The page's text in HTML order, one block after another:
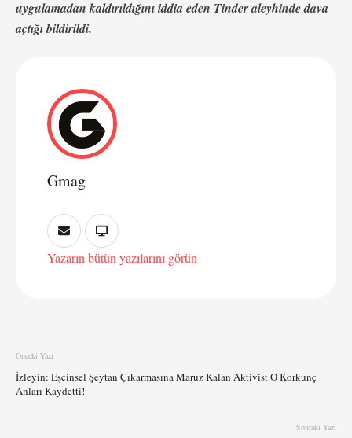
uygulamadan kaldırıldığını iddia eden Tinder aleyhinde dava
açtığı bildirildi.
Gmag
Yazarın bütün yazılarını görün
Önceki Yazı
İzleyin: Eşcinsel Şeytan Çıkarmasına Maruz Kalan Aktivist O Korkunç
Anları Kaydetti!
Sonraki Yazı